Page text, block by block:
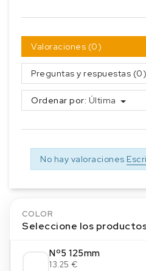
Valoraciones (0)
Preguntas y respuestas (0)
Ordenar por: Última
No hay valoraciones
COLOR
Seleccione los
Nº5 125mm
13.25 €